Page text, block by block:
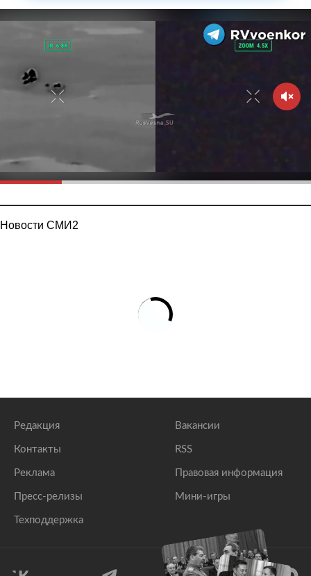
Новости СМИ2
Редакция
Контакты
Реклама
Пресс-релизы
Техподдержка
Вакансии
RSS
Правовая информация
Мини-игры